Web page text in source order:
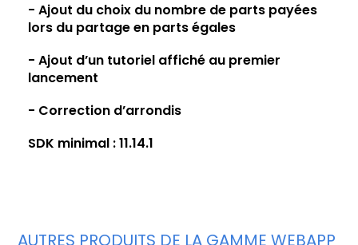
- Ajout du choix du nombre de parts payées
lors du partage en parts égales
- Ajout d’un tutoriel affiché au premier
lancement
- Correction d’arrondis
SDK minimal : 11.14.1
AUTRES PRODUITS DE LA GAMME WEBAPP